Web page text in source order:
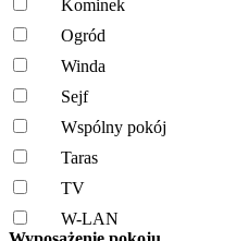
Kominek
Ogród
Winda
Sejf
Wspólny pokój
Taras
TV
W-LAN